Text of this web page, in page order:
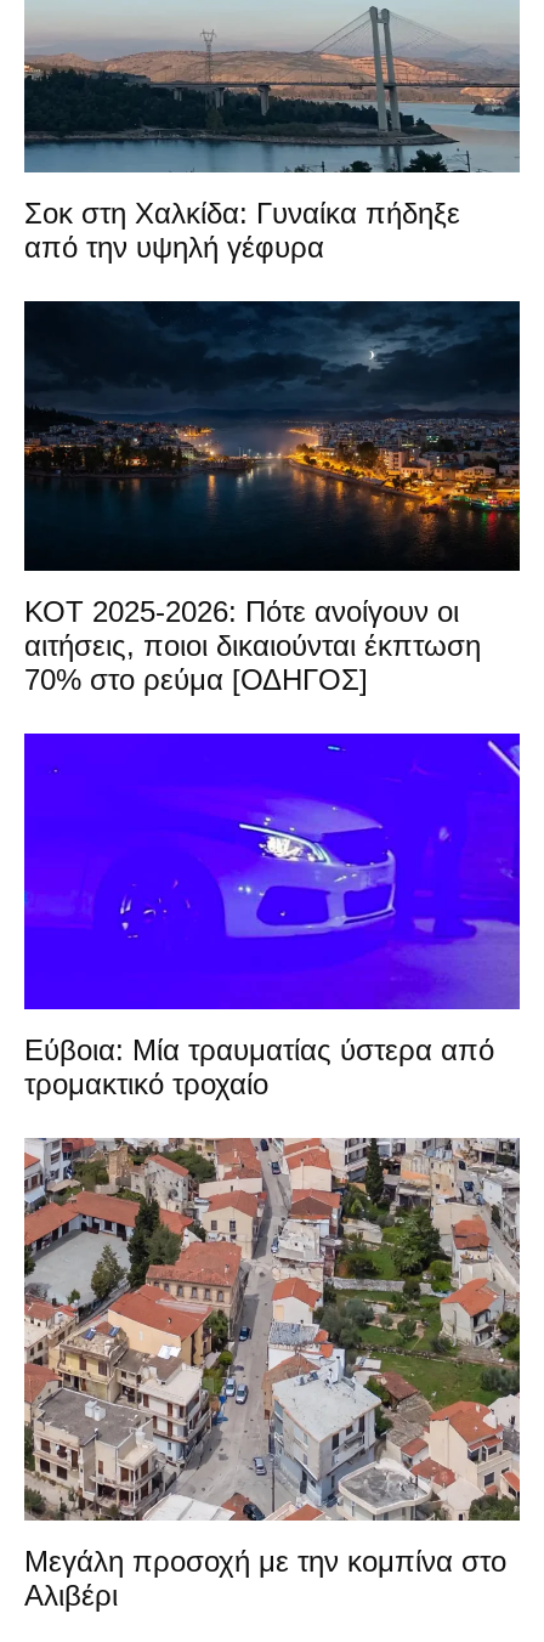
Σοκ στη Χαλκίδα: Γυναίκα πήδηξε
από την υψηλή γέφυρα
ΚΟΤ 2025-2026: Πότε ανοίγουν οι
αιτήσεις, ποιοι δικαιούνται έκπτωση
70% στο ρεύμα [ΟΔΗΓΟΣ]
Εύβοια: Μία τραυματίας ύστερα από
τρομακτικό τροχαίο
Μεγάλη προσοχή με την κομπίνα στο
Αλιβέρι